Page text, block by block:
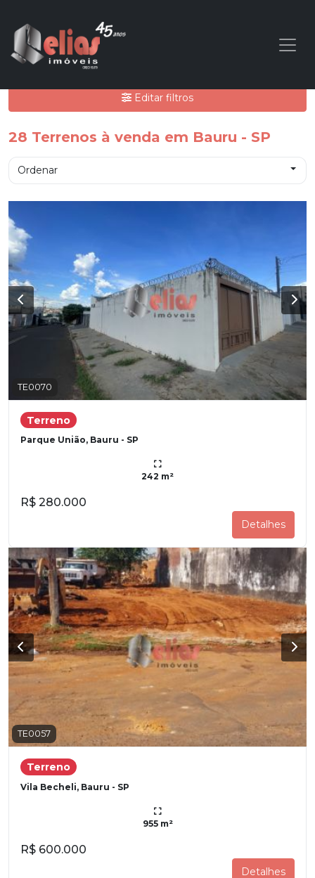
Editar filtros
28 Terrenos à venda em Bauru - SP
Ordenar
TE0070
Terreno
Parque União, Bauru - SP
242 m²
R$ 280.000
Detalhes
TE0057
Terreno
Vila Becheli, Bauru - SP
955 m²
R$ 600.000
Detalhes